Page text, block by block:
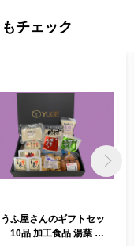
チェック
ふ屋さんのギフトセッ
10品 加工食品 湯葉 豆